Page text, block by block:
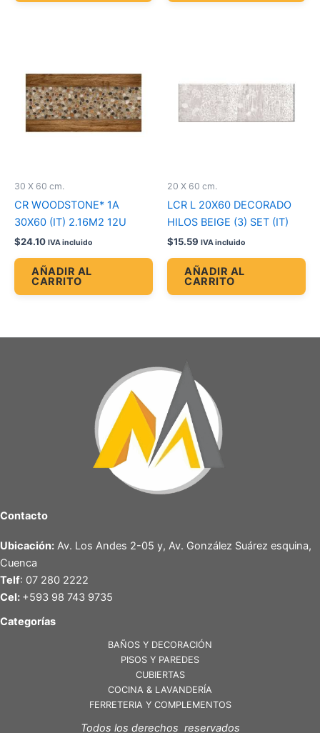
30 X 60 cm.
CR WOODSTONE* 1A
30X60 (IT) 2.16M2 12U
$24.10 IVA incluido
AÑADIR AL
CARRITO
20 X 60 cm.
LCR L 20X60 DECORADO
HILOS BEIGE (3) SET (IT)
$15.59 IVA incluido
AÑADIR AL
CARRITO
Contacto
Ubicación: Av. Los Andes 2-05 y, Av. González Suárez esquina,
Cuenca
Telf: 07 280 2222
Cel: +593 98 743 9735
Categorías
BAÑOS Y DECORACIÓN
PISOS Y PAREDES
CUBIERTAS
COCINA & LAVANDERÍA
FERRETERIA Y COMPLEMENTOS
Todos los derechos reservados